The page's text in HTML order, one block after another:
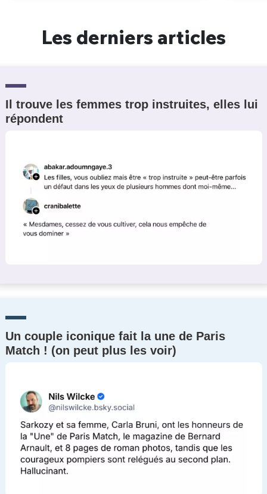
Les derniers articles
Il trouve les femmes trop instruites, elles lui
répondent
Un couple iconique fait la une de Paris
Match ! (on peut plus les voir)